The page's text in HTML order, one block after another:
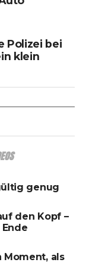
Polizei bei
klein
genug
den Kopf –
Moment, als